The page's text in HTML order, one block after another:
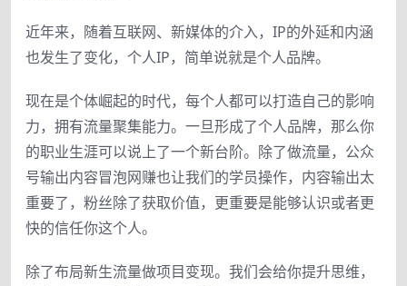
近年来，随着互联网、新媒体的介入，IP的外延和内涵
也发生了变化，个人IP，简单说就是个人品牌。
现在是个体崛起的时代，每个人都可以打造自己的影响
力，拥有流量聚集能力。一旦形成了个人品牌，那么你
的职业生涯可以说上了一个新台阶。除了做流量，公众
号输出内容冒泡网赚也让我们的学员操作，内容输出太
重要了，粉丝除了获取价值，更重要是能够认识或者更
快的信任你这个人。
除了布局新生流量做项目变现。我们会给你提升思维，